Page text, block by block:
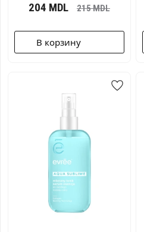
204 MDL 215MDL
В корзину